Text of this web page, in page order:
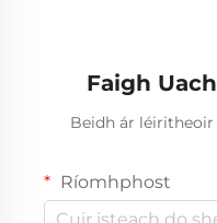
Faigh
Beidh ár
Ríomhphost